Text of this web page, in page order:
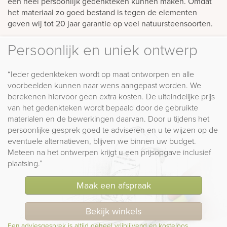
het materiaal zo goed bestand is tegen de elementen
geven wij tot 20 jaar garantie op veel natuursteensoorten.
Persoonlijk en uniek ontwerp
“Ieder gedenkteken wordt op maat ontworpen en alle
voorbeelden kunnen naar wens aangepast worden. We
berekenen hiervoor geen extra kosten. De uiteindelijke prijs
van het gedenkteken wordt bepaald door de gebruikte
materialen en de bewerkingen daarvan. Door u tijdens het
persoonlijke gesprek goed te adviseren en u te wijzen op de
eventuele alternatieven, blijven we binnen uw budget.
Meteen na het ontwerpen krijgt u een prijsopgave inclusief
plaatsing.”
Maak een afspraak
Bekijk winkels
Een adviesgesprek is altijd geheel vrijblijvend en kosteloos